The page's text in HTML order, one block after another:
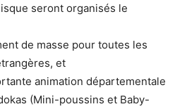
seront organisés le
de masse pour toutes les
et
animation départementale
(Mini-poussins et Baby-